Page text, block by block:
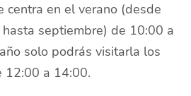
centra en el verano (desde
septiembre) de 10:00 a
solo podrás visitarla los
12:00 a 14:00.